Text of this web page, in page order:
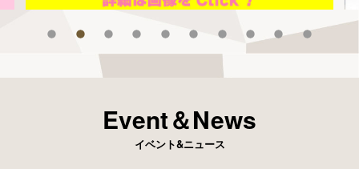
Event＆News
イベント&ニュース